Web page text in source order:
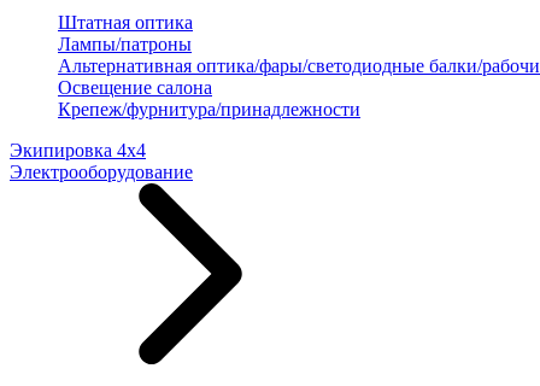
Штатная оптика
Лампы/патроны
Альтернативная оптика/фары/светодиодные балки/
Освещение салона
Крепеж/фурнитура/принадлежности
Экипировка 4х4
Электрооборудование